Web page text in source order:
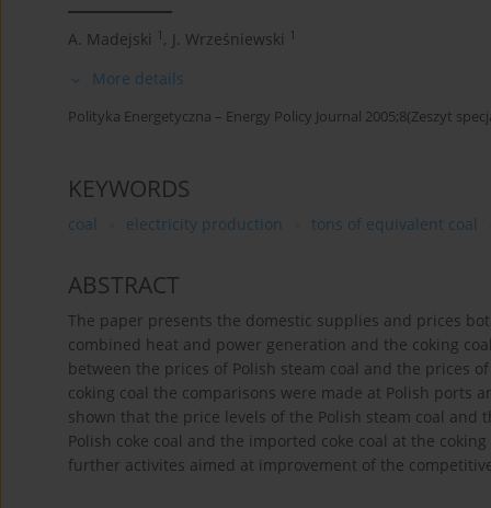
A. Madejski 1 , J. Wrześniewski 1
More details
Polityka Energetyczna – Energy Policy Journal 2005;8(Zeszyt
KEYWORDS
coal electricity production tons of equivalent coal
ABSTRACT
The paper presents the domestic supplies and prices
combined heat and power generation and the coking
between the prices of Polish steam coal and the prices
coking coal the comparisons were made at Polish ports
shown that the price levels of the Polish steam coal
Polish coke coal and the imported coke coal at the
further activites aimed at improvement of the